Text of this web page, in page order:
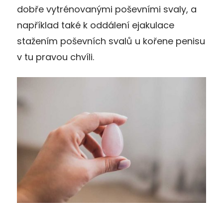
dobře vytrénovanými poševními svaly, a
například také k oddálení ejakulace
stažením poševních svalů u kořene penisu
v tu pravou chvíli.